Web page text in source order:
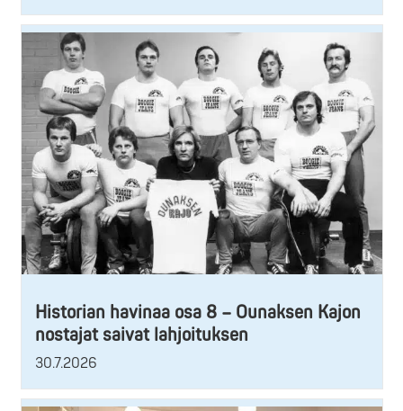
Historian havinaa osa 8 – Ounaksen Kajon
nostajat saivat lahjoituksen
30.7.2026